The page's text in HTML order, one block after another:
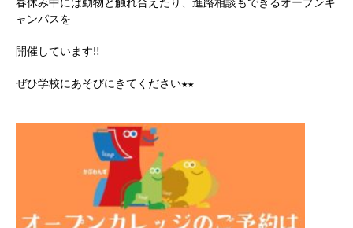
ャンパスを
開催しています‼
ぜひ学校にあそびにきてください★★